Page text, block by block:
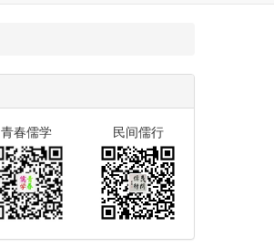
青春儒学 民间儒行